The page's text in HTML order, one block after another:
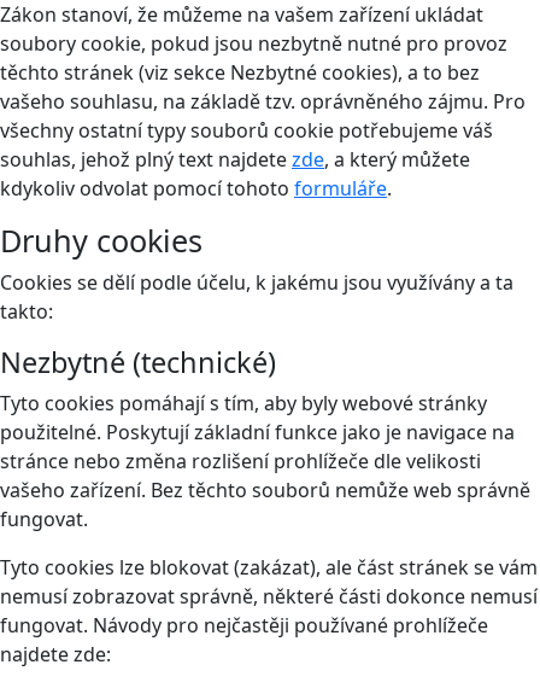
Zákon stanoví, že můžeme na vašem zařízení ukládat
soubory cookie, pokud jsou nezbytně nutné pro provoz
těchto stránek (viz sekce Nezbytné cookies), a to bez
vašeho souhlasu, na základě tzv. oprávněného zájmu. Pro
všechny ostatní typy souborů cookie potřebujeme váš
souhlas, jehož plný text najdetezde, a který můžete
kdykoliv odvolat pomocí tohoto formuláře.
Druhy cookies
Cookies se dělí podle účelu, k jakému jsou využívány a ta
takto:
Nezbytné (technické)
Tyto cookies pomáhají s tím, aby byly webové stránky
použitelné. Poskytují základní funkce jako je navigace na
stránce nebo změna rozlišení prohlížeče dle velikosti
vašeho zařízení. Bez těchto souborů nemůže web správně
fungovat.
Tyto cookies lze blokovat (zakázat), ale část stránek se vám
nemusí zobrazovat správně, některé části dokonce nemusí
fungovat. Návody pro nejčastěji používané prohlížeče
najdete zde: